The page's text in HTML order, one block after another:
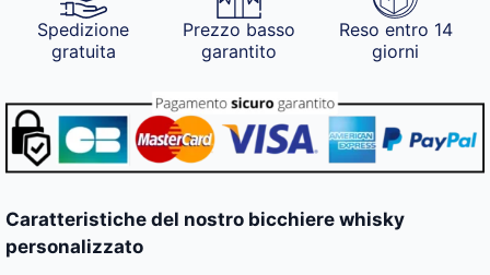
Spedizione
gratuita
Prezzo basso
garantito
Reso entro 14
giorni
Caratteristiche del nostro bicchiere whisky
personalizzato